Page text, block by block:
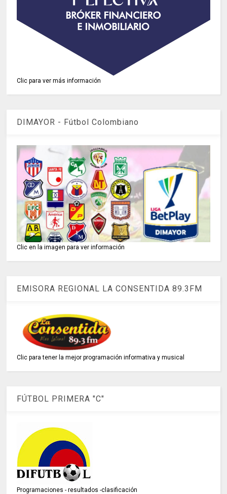
Clic para ver más información
DIMAYOR - Fútbol Colombiano
Clic en la imagen para ver información
EMISORA REGIONAL LA CONSENTIDA 89.3FM
Clic para tener la mejor programación informativa y musical
FÚTBOL PRIMERA "C"
Programaciones - resultados -clasificación